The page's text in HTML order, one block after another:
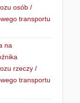
osób /
transportu
na
rzeczy /
transportu